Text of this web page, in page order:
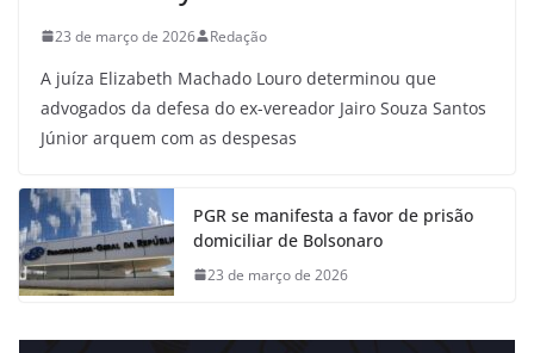
23 de março de 2026 Redação
A juíza Elizabeth Machado Louro determinou que
advogados da defesa do ex-vereador Jairo Souza Santos
Júnior arquem com as despesas
PGR se manifesta a favor de prisão
domiciliar de Bolsonaro
23 de março de 2026